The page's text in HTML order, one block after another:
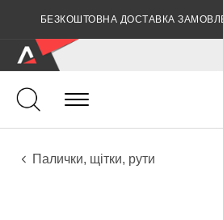
БЕЗКОШТОВНА ДОСТАВКА
ЗНИЖКА 5% ПРИ ОПЛАТІ
Ударні
Перкусія
Аксесуари
Палички, щітки, рути